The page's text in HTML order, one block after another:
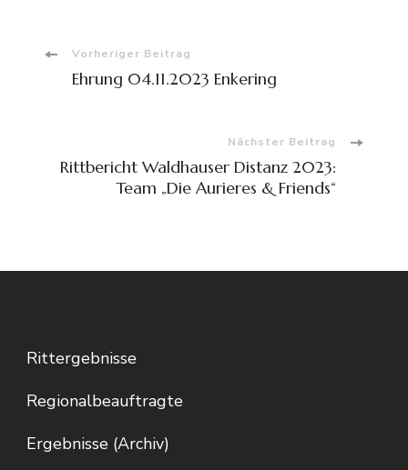
Beitragsnavigation
Vorheriger Beitrag
Ehrung 04.11.2023 Enkering
Nächster Beitrag
Rittbericht Waldhauser Distanz 2023:
Team „Die Aurieres & Friends“
Rittergebnisse
Regionalbeauftragte
Ergebnisse (Archiv)